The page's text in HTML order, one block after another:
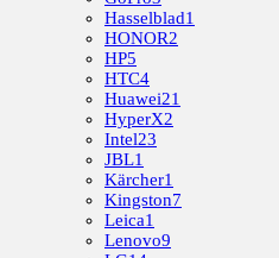
Hasselblad1
HONOR2
HP5
HTC4
Huawei21
HyperX2
Intel23
JBL1
Kärcher1
Kingston7
Leica1
Lenovo9